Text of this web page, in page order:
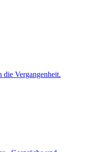
Vergangenheit.